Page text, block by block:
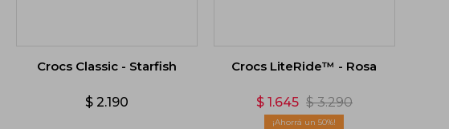
Crocs Classic - Starfish
$ 2.190
Crocs LiteRide™ - Rosa
$ 1.645 $ 3.290
50